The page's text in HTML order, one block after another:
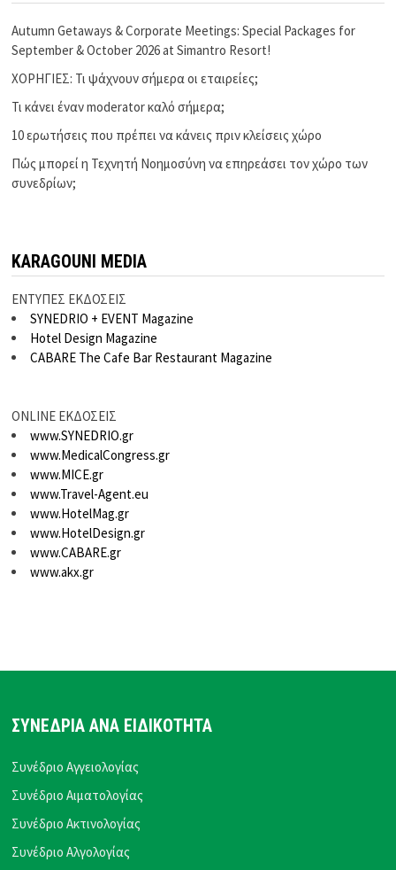
Autumn Getaways & Corporate Meetings: Special Packages for
September & October 2026 at Simantro Resort!
ΧΟΡΗΓΙΕΣ: Τι ψάχνουν σήμερα οι εταιρείες;
Τι κάνει έναν moderator καλό σήμερα;
10 ερωτήσεις που πρέπει να κάνεις πριν κλείσεις χώρο
Πώς μπορεί η Τεχνητή Νοημοσύνη να επηρεάσει τον χώρο των
συνεδρίων;
KARAGOUNI MEDIA
ΕΝΤΥΠΕΣ ΕΚΔΟΣΕΙΣ
SYNEDRIO + EVENT Magazine
Hotel Design Magazine
CABARE The Cafe Bar Restaurant Magazine
ONLINE ΕΚΔΟΣΕΙΣ
www.SYNEDRIO.gr
www.MedicalCongress.gr
www.MICE.gr
www.Travel-Agent.eu
www.HotelMag.gr
www.HotelDesign.gr
www.CABARE.gr
www.akx.gr
ΣΥΝΕΔΡΙΑ ΑΝΑ ΕΙΔΙΚΟΤΗΤΑ
Συνέδριο Αγγειολογίας
Συνέδριο Αιματολογίας
Συνέδριο Ακτινολογίας
Συνέδριο Αλγολογίας